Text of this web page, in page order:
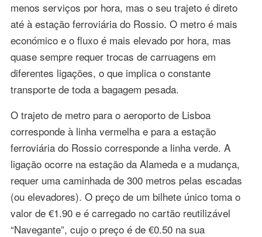
menos serviços por hora, mas o seu trajeto é direto
até à estação ferroviária do Rossio. O metro é mais
económico e o fluxo é mais elevado por hora, mas
quase sempre requer trocas de carruagens em
diferentes ligações, o que implica o constante
transporte de toda a bagagem pesada.
O trajeto de metro para o aeroporto de Lisboa
corresponde à linha vermelha e para a estação
ferroviária do Rossio corresponde a linha verde. A
ligação ocorre na estação da Alameda e a mudança,
requer uma caminhada de 300 metros pelas escadas
(ou elevadores). O preço de um bilhete único toma o
valor de €1.90 e é carregado no cartão reutilizável
“Navegante”, cujo o preço é de €0.50 na sua